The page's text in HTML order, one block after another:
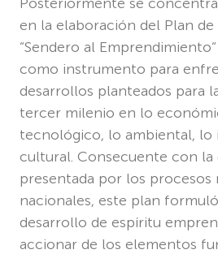
en la elaboración del Plan
“Sendero al
como instrumento para
desarrollos planteados para
tercer milenio en lo
tecnológico, lo ambiental, lo
cultural. Consecuente con la
presentada por los procesos
nacionales, este plan
desarrollo de espíritu
accionar de los elementos